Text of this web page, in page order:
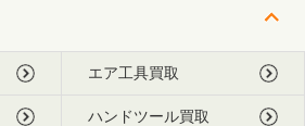
エア工具買取
ハンドツール買取